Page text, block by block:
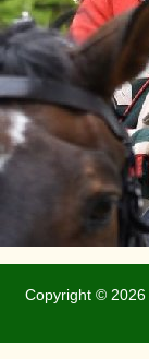
Copyright © 2026